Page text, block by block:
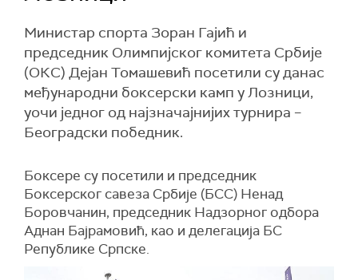
Министар спорта Зоран Гајић и
председник Олимпијског комитета Србије
(ОКС) Дејан Томашевић посетили су данас
међународни боксерски камп у Лозници,
уочи једног од најзначајнијих турнира –
Београдски победник.
Боксере су посетили и председник
Боксерског савеза Србије (БСС) Ненад
Боровчанин, председник Надзорног одбора
Аднан Бајрамовић, као и делегација БС
Републике Српске.